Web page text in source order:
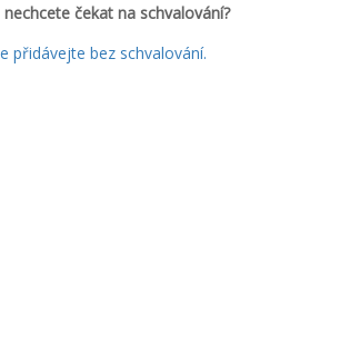
čekat na schvalování?
přidávejte bez schvalování.